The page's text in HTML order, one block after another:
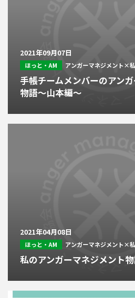
2021年09月07日
ほっと・AM アンガーマネジメント×私
手帳チームメンバーのアン
物語～山本編～
2021年04月08日
ほっと・AM アンガーマネジメント×私
私のアンガーマネジメント